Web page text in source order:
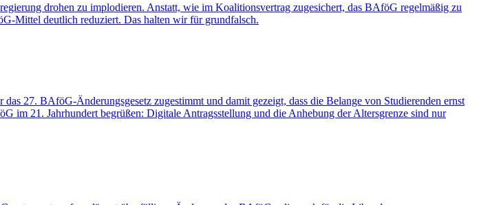
drohen zu implodieren. Anstatt, wie im Koalitionsvertrag zugesichert, das BAföG regelmäßig zu
Mittel deutlich reduziert. Das halten wir für grundfalsch.
27. BAföG-Änderungsgesetz zugestimmt und damit gezeigt, dass die Belange von Studierenden ernst
21. Jahrhundert begrüßen: Digitale Antragsstellung und die Anhebung der Altersgrenze sind nur